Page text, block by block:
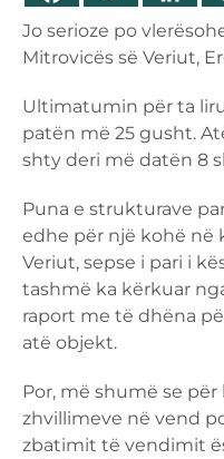
Jo serioze po
Mitrovicës së Veriut,
Ultimatumin për ta
patën më 25 gusht.
shty deri më datën 8
Puna e strukturave
edhe për një kohë në
Veriut, sepse i pari i
tashmë ka kërkuar
raport me të dhëna
atë objekt.
Por, më shumë se
zhvillimeve në vend
zbatimit të vendimit